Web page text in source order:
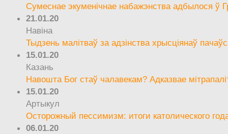
Сумеснае экуменічнае набажэнства адбылося ў
21.01.20
Навіна
Тыдзень малітваў за адзінства хрысціянаў
15.01.20
Казань
Навошта Бог стаў чалавекам? Адказвае
15.01.20
Артыкул
Осторожный пессимизм: итоги католического
06.01.20